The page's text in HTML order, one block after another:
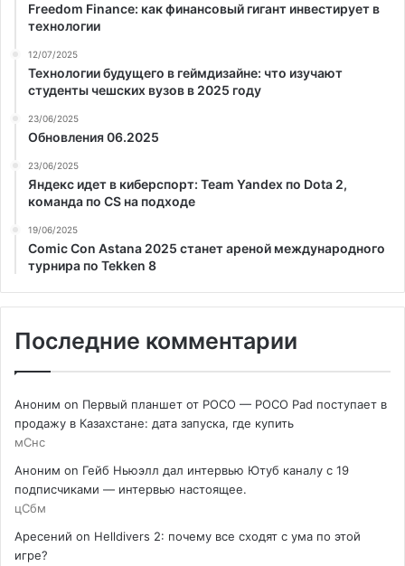
Freedom Finance: как финансовый гигант инвестирует в
технологии
12/07/2025
Технологии будущего в геймдизайне: что изучают
студенты чешских вузов в 2025 году
23/06/2025
Обновления 06.2025
23/06/2025
Яндекс идет в киберспорт: Team Yandex по Dota 2,
команда по CS на подходе
19/06/2025
Comic Con Astana 2025 станет ареной международного
турнира по Tekken 8
Последние комментарии
Аноним on Первый планшет от POCO — POCO Pad поступает в
продажу в Казахстане: дата запуска, где купить
мСнс
Аноним on Гейб Ньюэлл дал интервью Ютуб каналу с 19
подписчиками — интервью настоящее.
цСбм
Аресений on Helldivers 2: почему все сходят с ума по этой
игре?